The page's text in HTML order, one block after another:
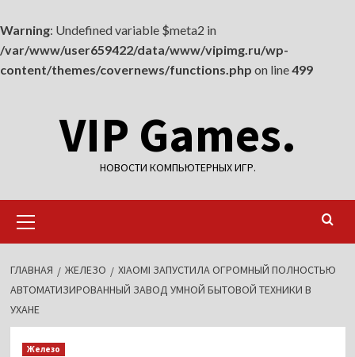
Warning: Undefined variable $meta2 in
/var/www/user659422/data/www/vipimg.ru/wp-
content/themes/covernews/functions.php on line499
содержимомуVIP Games.
НОВОСТИ КОМПЬЮТЕРНЫХ ИГР.
меню
ГЛАВНАЯ ЖЕЛЕЗО
XIAOMI ЗАПУСТИЛА ОГРОМНЫЙ ПОЛНОСТЬЮ
АВТОМАТИЗИРОВАННЫЙ ЗАВОД УМНОЙ БЫТОВОЙ ТЕХНИКИ В
УХАНЕ
Железо